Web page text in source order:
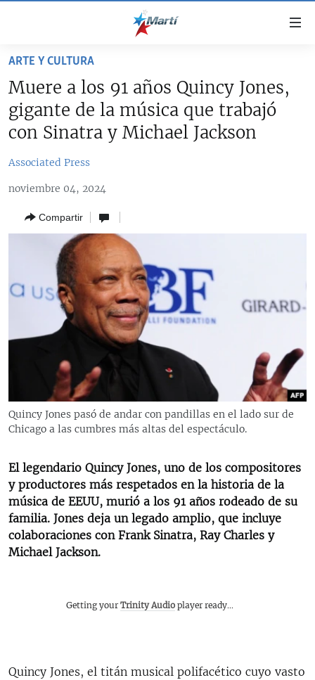
accesibilidad
al
contenido
principal
navegación
principal
CUBA
CUBA
SOBRE CUBA
ESTADOS UNIDOS
DEPORTES
ARTE Y ENTRETENIMIENTO
OPINIÓN GRÁFICA
AUDIOVISUALES MARTÍ
RADIO MARTÍ
ESPECIALES
LA REALIDAD DE LA VIVIENDA EN CUBA
SER VIEJO EN CUBA
LOS SANTOS DE HIALEAH
DESINFORMACIÓN RUSA EN AMÉRICA LATINA
LA INVASIÓN DE RUSIA A UCRANIA
MULTIMEDIA
EDITORIALES
ARTE Y CULTURA
Muere a los 91 años Quincy Jones,
gigante de la música que trabajó
con Sinatra y Michael Jackson
Associated Press
noviembre 04, 2024
Compartir
Quincy Jones pasó de andar con pandillas en el lado sur de
Chicago a las cumbres más altas del espectáculo.
El legendario Quincy Jones, uno de los compositores
y productores más respetados en la historia de la
música de EEUU, murió a los 91 años rodeado de su
familia. Jones deja un legado amplio, que incluye
colaboraciones con Frank Sinatra, Ray Charles y
Michael Jackson.
Getting yourTrinity Audio player ready...
Quincy Jones, el titán musical polifacético cuyo vasto